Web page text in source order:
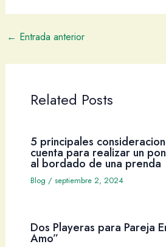
← Entrada anterior
Related Posts
5 principales
cuenta para realizar un
al bordado de una prenda
Blog / septiembre 2, 2024
Dos Playeras para Pareja
Amo”